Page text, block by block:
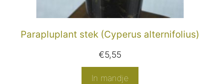
Parapluplant stek (Cyperus alternifolius)
€5,55
In mandje